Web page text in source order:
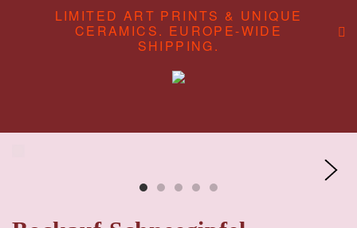
LIMITED ART PRINTS & UNIQUE
CERAMICS. EUROPE-WIDE
SHIPPING.
CONTENT STUDIO